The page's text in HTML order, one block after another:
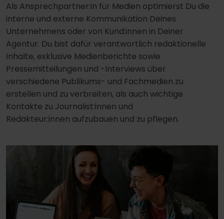
Als Ansprechpartner:in für Medien optimierst Du die
interne und externe Kommunikation Deines
Unternehmens oder von Kund:innen in Deiner
Agentur. Du bist dafür verantwortlich redaktionelle
Inhalte, exklusive Medienberichte sowie
Pressemitteilungen und -Interviews über
verschiedene Publikums- und Fachmedien zu
erstellen und zu verbreiten, als auch wichtige
Kontakte zu Journalist:innen und
Redakteur:innen aufzubauen und zu pflegen.